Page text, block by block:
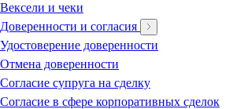
Вексели и чеки
Доверенности и согласия
Удостоверение доверенности
Отмена доверенности
Согласие супруга на сделку
Согласие в сфере корпоративных сделок